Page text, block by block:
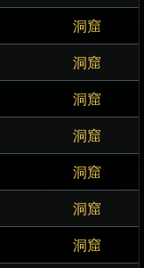
洞窟
洞窟
洞窟
洞窟
洞窟
洞窟
洞窟